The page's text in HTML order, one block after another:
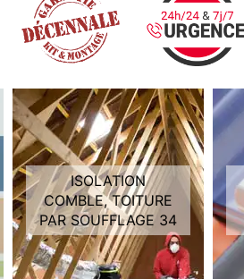
ISOLATION
COMBLE, TOITURE
PAR SOUFFLAGE 34